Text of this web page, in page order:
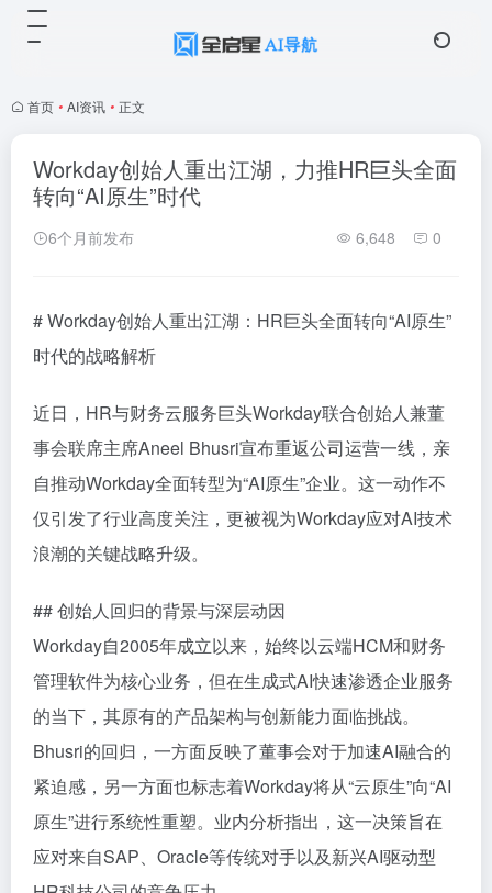
首页 • AI资讯 • 正文
Workday创始人重出江湖，力推HR巨头全面
转向“AI原生”时代
6个月前发布 6,648 0
# Workday创始人重出江湖：HR巨头全面转向“AI原生”
时代的战略解析
近日，HR与财务云服务巨头Workday联合创始人兼董
事会联席主席Aneel Bhusri宣布重返公司运营一线，亲
自推动Workday全面转型为“AI原生”企业。这一动作不
仅引发了行业高度关注，更被视为Workday应对AI技术
浪潮的关键战略升级。
## 创始人回归的背景与深层动因
Workday自2005年成立以来，始终以云端HCM和财务
管理软件为核心业务，但在生成式AI快速渗透企业服务
的当下，其原有的产品架构与创新能力面临挑战。
Bhusri的回归，一方面反映了董事会对于加速AI融合的
紧迫感，另一方面也标志着Workday将从“云原生”向“AI
原生”进行系统性重塑。业内分析指出，这一决策旨在
应对来自SAP、Oracle等传统对手以及新兴AI驱动型